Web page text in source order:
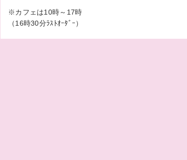
※カフェは10時～17時
（16時30分ﾗｽﾄｵｰﾀﾞｰ）